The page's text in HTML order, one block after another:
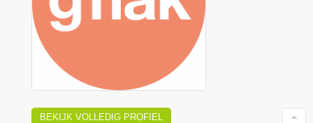
BEKIJK VOLLEDIG PROFIEL